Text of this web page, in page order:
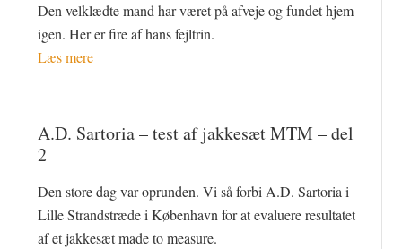
Den velklædte mand har været på afveje og fundet hjem
igen. Her er fire af hans fejltrin.
Læs mere
A.D. Sartoria – test af jakkesæt MTM – del
2
Den store dag var oprunden. Vi så forbi A.D. Sartoria i
Lille Strandstræde i København for at evaluere resultatet
af et jakkesæt made to measure.